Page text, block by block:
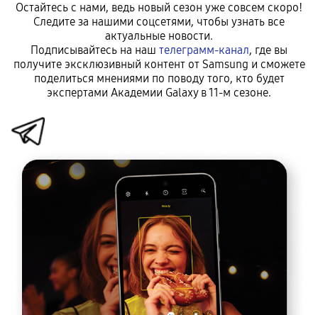
Остайтесь с нами, ведь новый сезон уже совсем скоро!
Следите за нашими соцсетями, чтобы узнать все
актуальные новости.
Подписывайтесь на наш телеграмм-канал, где вы
получите эксклюзивный контент от Samsung и сможете
поделиться мнениями по поводу того, кто будет
экспертами Академии Galaxy в 11-м сезоне.